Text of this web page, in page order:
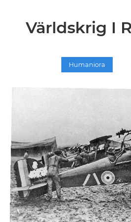
Världskrig I
Humaniora